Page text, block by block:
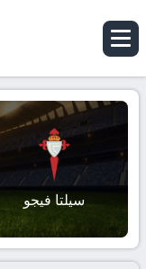
سيلتا فيجو